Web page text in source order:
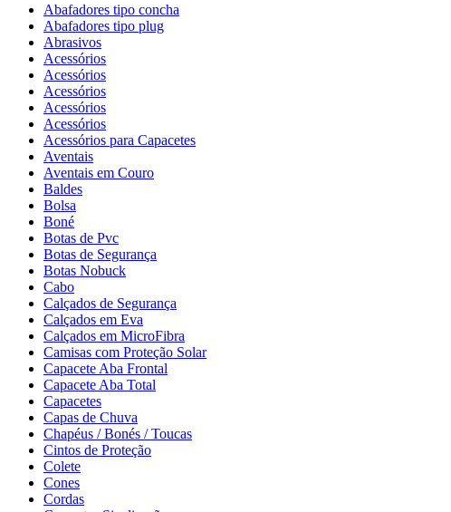
Abafadores tipo concha
Abafadores tipo plug
Abrasivos
Acessórios
Acessórios
Acessórios
Acessórios
Acessórios
Acessórios para Capacetes
Aventais
Aventais em Couro
Baldes
Bolsa
Boné
Botas de Pvc
Botas de Segurança
Botas Nobuck
Cabo
Calçados de Segurança
Calçados em Eva
Calçados em MicroFibra
Camisas com Proteção Solar
Capacete Aba Frontal
Capacete Aba Total
Capacetes
Capas de Chuva
Chapéus / Bonés / Toucas
Cintos de Proteção
Colete
Cones
Cordas